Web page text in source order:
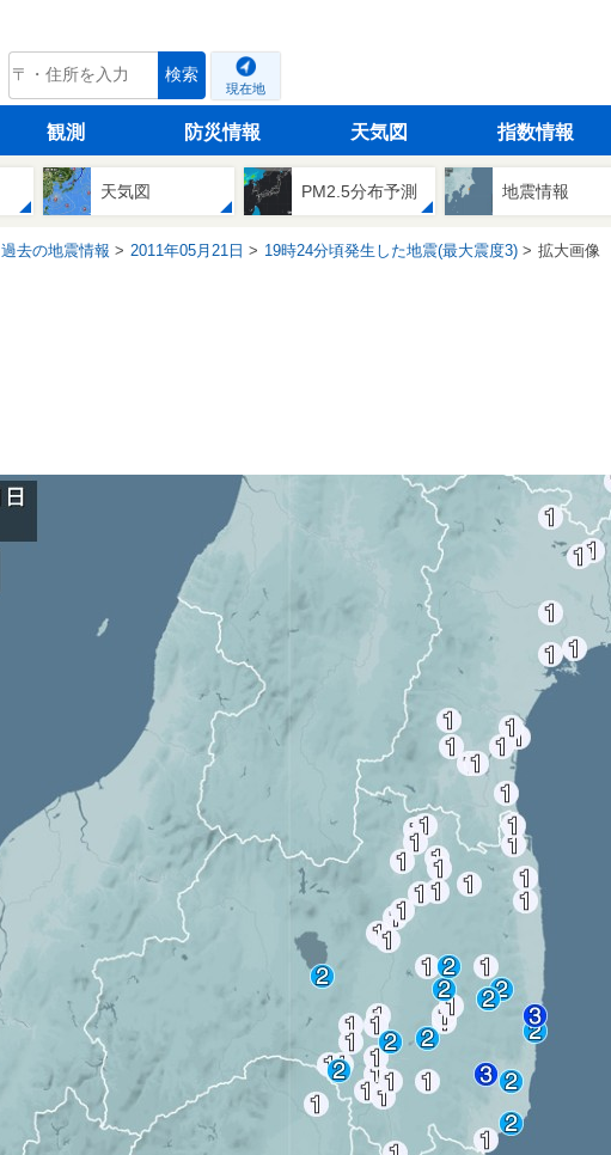
tenki.jp 検索
現在地
観測 防災情報 天気図 指数情報
天気図 PM2.5分布予測 地震情報
過去の地震情報 2011年05月21日 19時24分頃発生した地震(最大震度3) 拡大画像